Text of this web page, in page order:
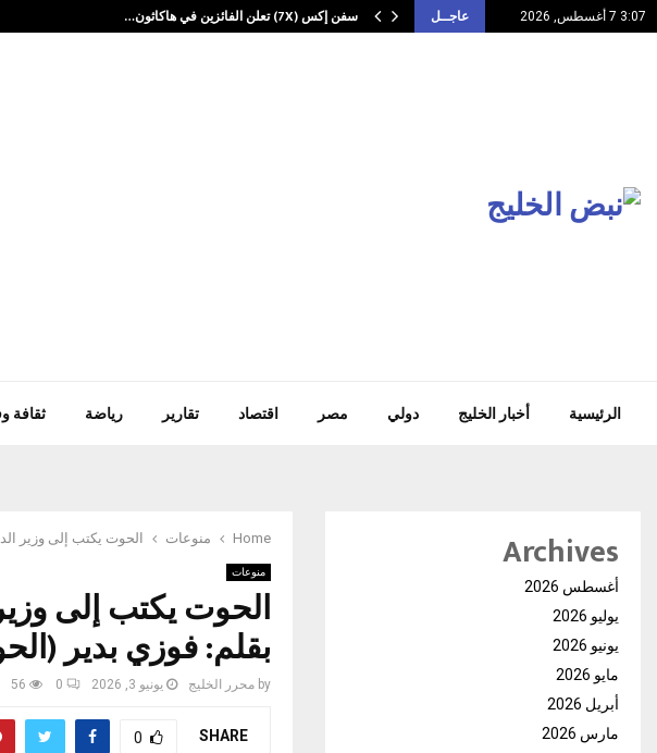
3:07 7 أغسطس, 2026 عاجــل سفن إكس (7X) تعلن الفائزين في هاكاثون…
الرئيسية أخبار الخليج دولي مصر اقتصاد تقارير رياضة ثقافة
Home منوعات الحوت يكتب إلى وزير
منوعات
الحوت يكتب إلى
بقلم: فوزي بدير
by محرر الخليج يونيو 3, 2026 0
56
SHARE
0
Archives
أغسطس 2026
يوليو 2026
يونيو 2026
مايو 2026
أبريل 2026
مارس 2026